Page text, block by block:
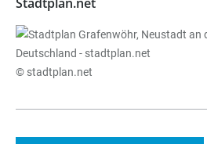
© stadtplan.net